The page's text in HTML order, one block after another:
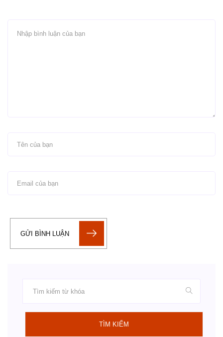
GỬI BÌNH LUẬN
TÌM KIẾM